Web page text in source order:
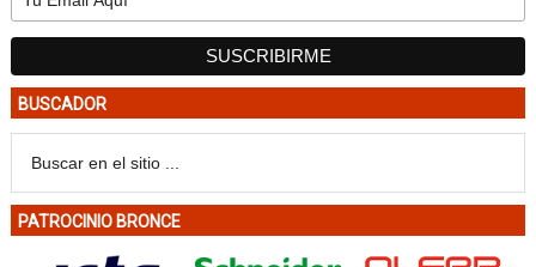
BUSCADOR
PATROCINIO BRONCE